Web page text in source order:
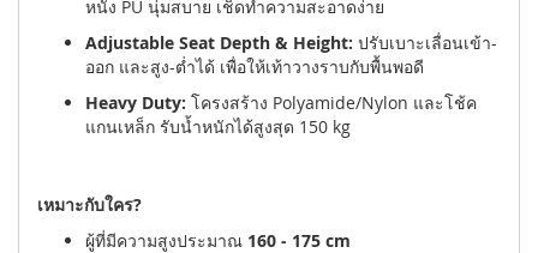
หนัง PU นุ่มสบาย เช็ดทำความสะอาดง่าย
Adjustable Seat Depth & Height: ปรับเบาะเลื่อนเข้า-
ออก และสูง-ต่ำได้ เพื่อให้เท้าวางราบกับพื้นพอดี
Heavy Duty: โครงสร้าง Polyamide/Nylon และโช้ค
แกนเหล็ก รับน้ำหนักได้สูงสุด 150 kg
เหมาะกับใคร?
ผู้ที่มีความสูงประมาณ 160 - 175 cm